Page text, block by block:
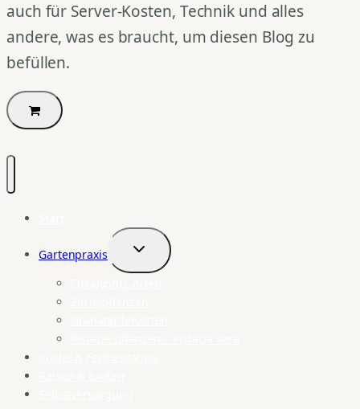
auch für Server-Kosten, Technik und alles
andere, was es braucht, um diesen Blog zu
befüllen.
Gartenpraxis
Untermenü
umschalten